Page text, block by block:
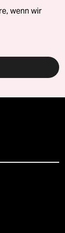
wenn wir